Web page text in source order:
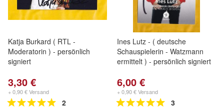
Katja Burkard ( RTL -
Moderatorin ) - persönlich
signiert
3,30 €
+ 0,90 € Versand
2
Ines Lutz - ( deutsche
Schauspielerin - Watzmann
ermittelt ) - persönlich signiert
6,00 €
+ 0,90 € Versand
3